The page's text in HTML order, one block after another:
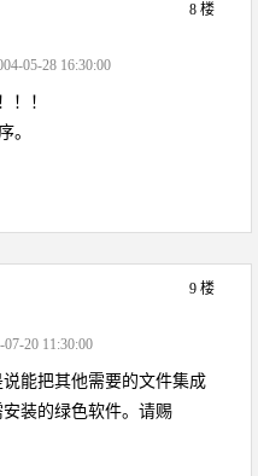
8 楼
05-28 16:30:00
！！
。
9 楼
20 11:30:00
能把其他需要的文件集成
装的绿色软件。请赐